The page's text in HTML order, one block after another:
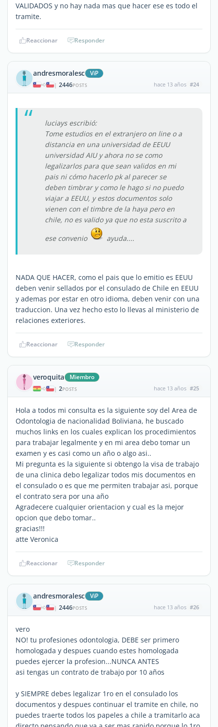
VALIDADOS y no hay nada mas que hacer ese es todo el
tramite.
Reaccionar Responder
andresmoralesc ViP
| 2446POSTS hace 13 años #24
luciays escribió:
Tome estudios en el extranjero on line o a
distancia en una universidad de EEUU
universidad AIU y ahora no se como
legalizarlos para que sean validos en mi
pais ni cómo hacerlo pk al parecer se
deben timbrar y como le hago si no puedo
viajar a EEUU, y estos documentos solo
vienen con el timbre de la haya pero en
chile, no es valido ya que no esta suscrito a
ese convenio
ayuda....
NADA QUE HACER, como el pais que lo emitio es EEUU
deben venir sellados por el consulado de Chile en EEUU
y ademas por estar en otro idioma, deben venir con una
traduccion. Una vez hecho esto lo llevas al ministerio de
relaciones exteriores.
Reaccionar Responder
veroquita Miembro
| 2POSTS hace 13 años #25
Hola a todos mi consulta es la siguiente soy del Area de
Odontologia de nacionalidad Boliviana, he buscado
muchos links en los cuales explican los procedimientos
para trabajar legalmente y en mi area debo tomar un
examen y es casi como un año o algo asi..
Mi pregunta es la siguiente si obtengo la visa de trabajo
de una clinica debo legalizar todos mis documentos en
el consulado o es que me permiten trabajar asi, porque
el contrato sera por una año
Agradecere cualquier orientacion y cual es la mejor
opcion que debo tomar..
gracias!!!
atte Veronica
Reaccionar Responder
andresmoralesc ViP
| 2446POSTS hace 13 años #26
vero
NO! tu profesiones odontologia, DEBE ser primero
homologada y despues cuando estes homologada
puedes ejercer la profesion...NUNCA ANTES
asi tengas un contrato de trabajo por 10 años
y SIEMPRE debes legalizar 1ro en el consulado los
documentos y despues continuar el tramite en chile, no
puedes traerte todos los papeles a chile a tramitarlo aca